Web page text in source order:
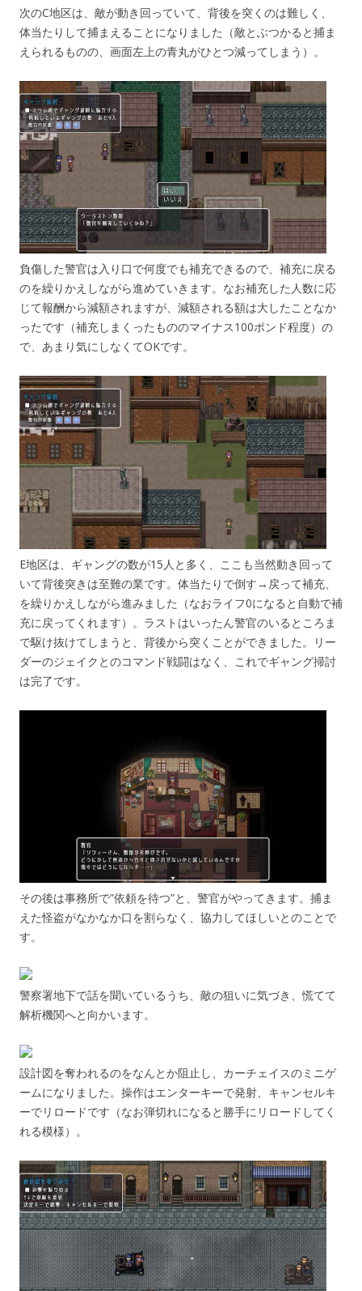
次のC地区は、敵が動き回っていて、背後を突くのは難しく、
体当たりして捕まえることになりました（敵とぶつかると捕ま
えられるものの、画面左上の青丸がひとつ減ってしまう）。
負傷した警官は入り口で何度でも補充できるので、補充に戻る
のを繰りかえしながら進めていきます。なお補充した人数に応
じて報酬から減額されますが、減額される額は大したことなか
ったです（補充しまくったもののマイナス100ポンド程度）の
で、あまり気にしなくてOKです。
E地区は、ギャングの数が15人と多く、ここも当然動き回って
いて背後突きは至難の業です。体当たりで倒す→戻って補充、
を繰りかえしながら進みました（なおライフ0になると自動で補
充に戻ってくれます）。ラストはいったん警官のいるところま
で駆け抜けてしまうと、背後から突くことができました。リー
ダーのジェイクとのコマンド戦闘はなく、これでギャング掃討
は完了です。
その後は事務所で”依頼を待つ”と、警官がやってきます。捕ま
えた怪盗がなかなか口を割らなく、協力してほしいとのことで
す。
警察署地下で話を聞いているうち、敵の狙いに気づき、慌てて
解析機関へと向かいます。
設計図を奪われるのをなんとか阻止し、カーチェイスのミニゲ
ームになりました。操作はエンターキーで発射、キャンセルキ
ーでリロードです（なお弾切れになると勝手にリロードしてく
れる模様）。